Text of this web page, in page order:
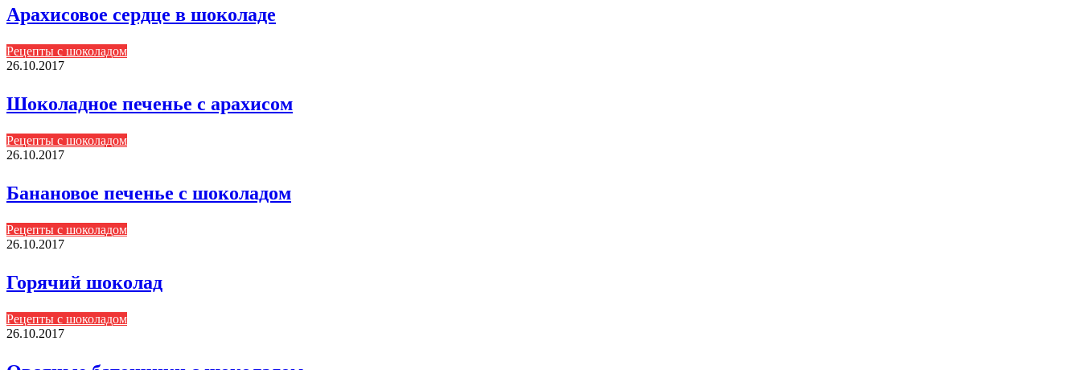
Арахисовое сердце в шоколаде
Рецепты с шоколадом
26.10.2017
Шоколадное печенье с арахисом
Рецепты с шоколадом
26.10.2017
Банановое печенье с шоколадом
Рецепты с шоколадом
26.10.2017
Горячий шоколад
Рецепты с шоколадом
26.10.2017